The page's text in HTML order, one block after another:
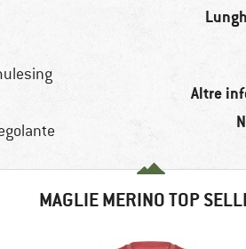
Altre
MAGLIE MERINO TOP